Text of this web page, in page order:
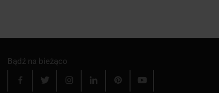
Bądź na bieżąco